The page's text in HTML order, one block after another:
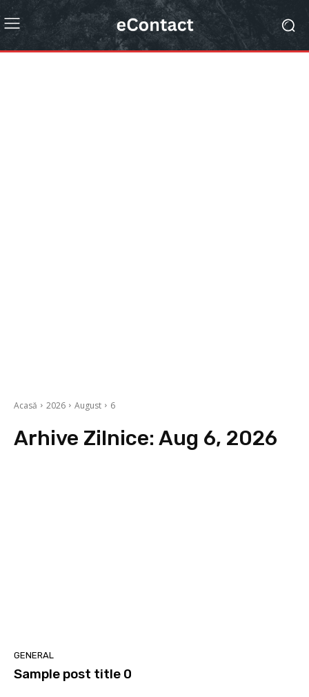
Acasă 2026 August 6
Arhive Zilnice: Aug 6, 2026
GENERAL
Sample post title 0